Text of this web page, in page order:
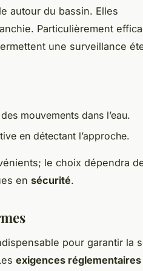
autour du bassin. Elles
Particulièrement
une surveillance
mouvements dans l’eau.
en détectant l’approche.
le choix dépendra
en sécurité.
pour garantir la
exigences réglementaires